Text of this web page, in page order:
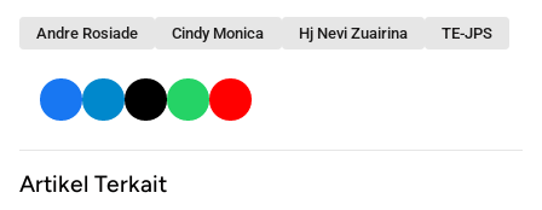
Andre Rosiade Cindy Monica Hj Nevi Zuairina TE-JPS
Artikel Terkait